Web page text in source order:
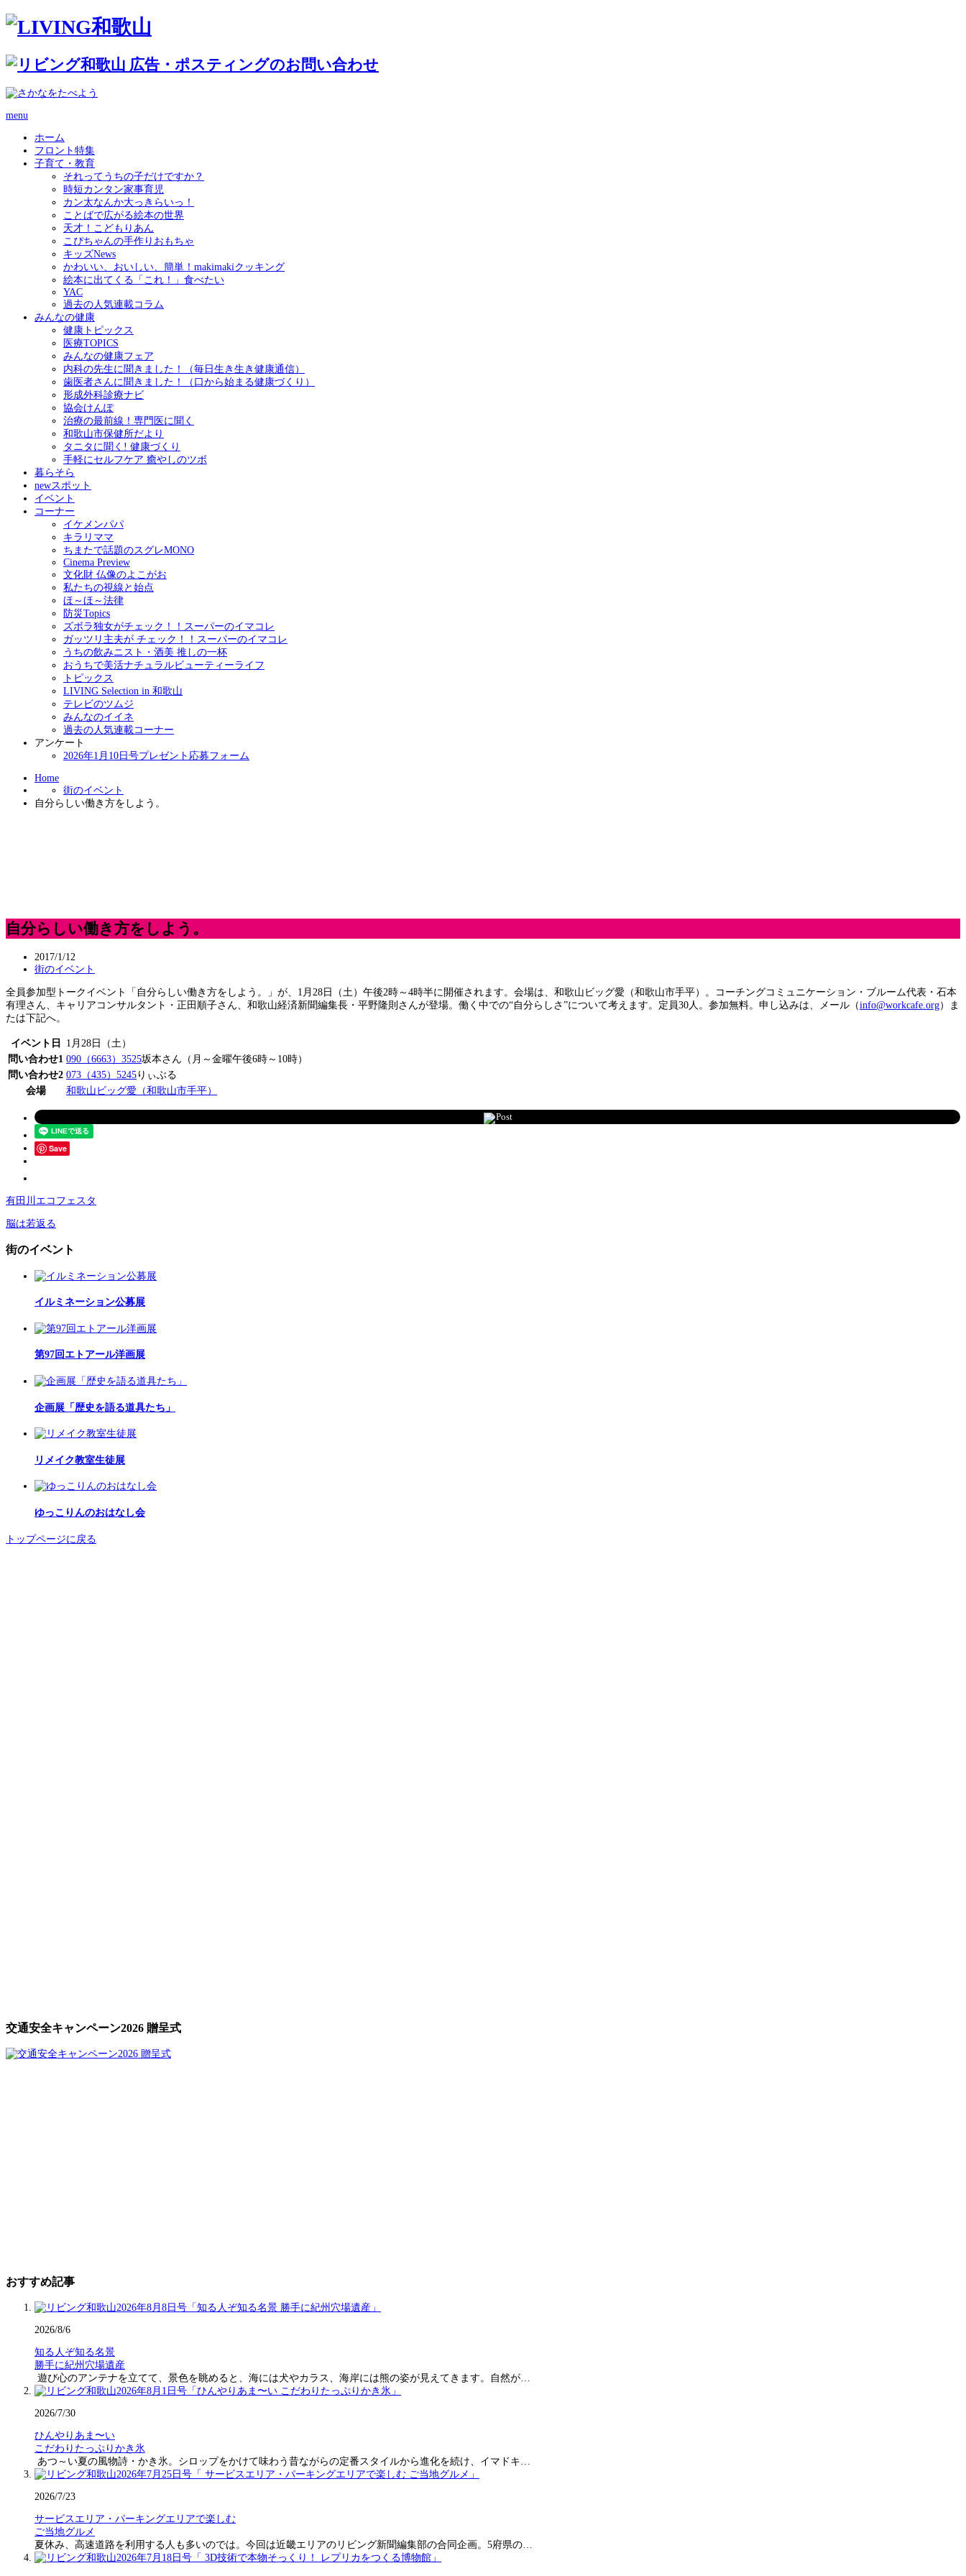
menu
ホーム
フロント特集
子育て・教育
それってうちの子だけですか？
時短カンタン家事育児
カン太なんか大っきらいっ！
ことばで広がる絵本の世界
天才！こどもりあん
こぴちゃんの手作りおもちゃ
キッズNews
かわいい、おいしい、簡単！makimakiクッキング
絵本に出てくる「これ！」食べたい
YAC
過去の人気連載コラム
みんなの健康
健康トピックス
医療TOPICS
みんなの健康フェア
内科の先生に聞きました！（毎日生き生き健康通信）
歯医者さんに聞きました！（口から始まる健康づくり）
形成外科診療ナビ
協会けんぽ
治療の最前線！専門医に聞く
和歌山市保健所だより
タニタに聞く! 健康づくり
手軽にセルフケア 癒やしのツボ
暮らそら
newスポット
イベント
コーナー
イケメンパパ
キラリママ
ちまたで話題のスグレMONO
Cinema Preview
文化財 仏像のよこがお
私たちの視線と始点
ほ～ほ～法律
防災Topics
ズボラ独女がチェック！！スーパーのイマコレ
ガッツリ主夫が チェック！！スーパーのイマコレ
うちの飲みニスト・酒美 推しの一杯
おうちで美活ナチュラルビューティーライフ
トピックス
LIVING Selection in 和歌山
テレビのツムジ
みんなのイイネ
過去の人気連載コーナー
アンケート
2026年1月10日号プレゼント応募フォーム
Home
街のイベント
自分らしい働き方をしよう。
自分らしい働き方をしよう。
2017/1/12
街のイベント
全員参加型トークイベント「自分らしい働き方をしよう。」が、1月28日（土）午後2時～4時半に開催されます。会場は、和歌山ビッグ愛（和歌山市手平）。コーチングコミュニケーション・ブルーム代表・石本
有理さん、キャリアコンサルタント・正田順子さん、和歌山経済新聞編集長・平野隆則さんが登場。働く中での“自分らしさ”について考えます。定員30人。参加無料。申し込みは、メール（info@workcafe.org）ま
たは下記へ。
イベント日
1月28日（土）
問い合わせ1 090（6663）3525坂本さん（月～金曜午後6時～10時）
問い合わせ2 073（435）5245 りぃぶる
会場
和歌山ビッグ愛（和歌山市手平）
Post
Save
有田川エコフェスタ
脳は若返る
街のイベント
イルミネーション公募展
第97回エトアール洋画展
企画展「歴史を語る道具たち」
リメイク教室生徒展
ゆっこりんのおはなし会
トップページに戻る
交通安全キャンペーン2026 贈呈式
おすすめ記事
2026/8/6
知る人ぞ知る名景
勝手に紀州穴場遺産
遊び心のアンテナを立てて、景色を眺めると、海には犬やカラス、海岸には熊の姿が見えてきます。自然が…
2026/7/30
ひんやりあま〜い
こだわりたっぷりかき氷
あつ～い夏の風物詩・かき氷。シロップをかけて味わう昔ながらの定番スタイルから進化を続け、イマドキ…
2026/7/23
サービスエリア・パーキングエリアで楽しむ
ご当地グルメ
夏休み、高速道路を利用する人も多いのでは。今回は近畿エリアのリビング新聞編集部の合同企画。5府県の…